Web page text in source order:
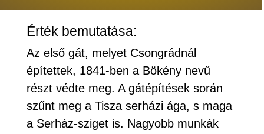
Érték bemutatása:
Az első gát, melyet Csongrádnál
építettek, 1841-ben a Bökény nevű
részt védte meg. A gátépítések során
szűnt meg a Tisza serházi ága, s maga
a Serház-sziget is. Nagyobb munkák